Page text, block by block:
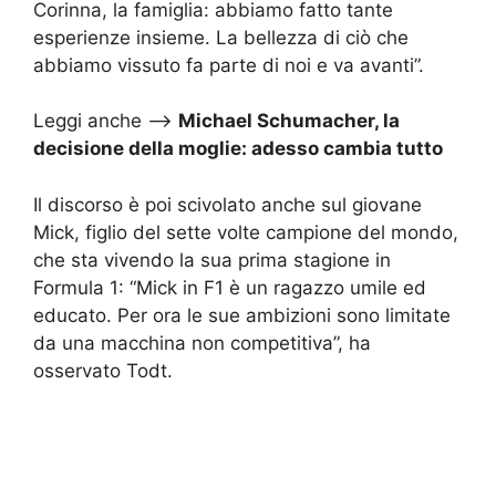
Corinna, la famiglia: abbiamo fatto tante
esperienze insieme. La bellezza di ciò che
abbiamo vissuto fa parte di noi e va avanti”.
Leggi anche –> Michael Schumacher, la
decisione della moglie: adesso cambia tutto
Il discorso è poi scivolato anche sul giovane
Mick, figlio del sette volte campione del mondo,
che sta vivendo la sua prima stagione in
Formula 1: “Mick in F1 è un ragazzo umile ed
educato. Per ora le sue ambizioni sono limitate
da una macchina non competitiva”, ha
osservato Todt.